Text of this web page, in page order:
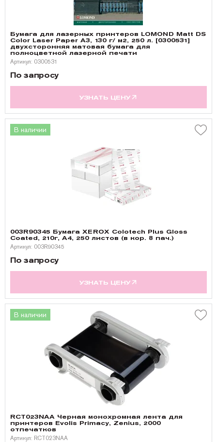
Бумага для лазерных принтеров LOMOND Matt DS
Color Laser Paper А3, 130 г/ м2, 250 л. [0300531]
двухсторонняя матовая бумага для
полноцветной лазерной печати
Артикул: 0300531
По запросу
УЗНАТЬ ЦЕНУ
В наличии
003R90345 Бумага XEROX Colotech Plus Gloss
Coated, 210г, A4, 250 листов (в кор. 8 пач.)
Артикул: 003R90345
По запросу
УЗНАТЬ ЦЕНУ
В наличии
RCT023NAA Черная монохромная лента для
принтеров Evolis Primacy, Zenius, 2000
отпечатков
Артикул: RCT023NAA